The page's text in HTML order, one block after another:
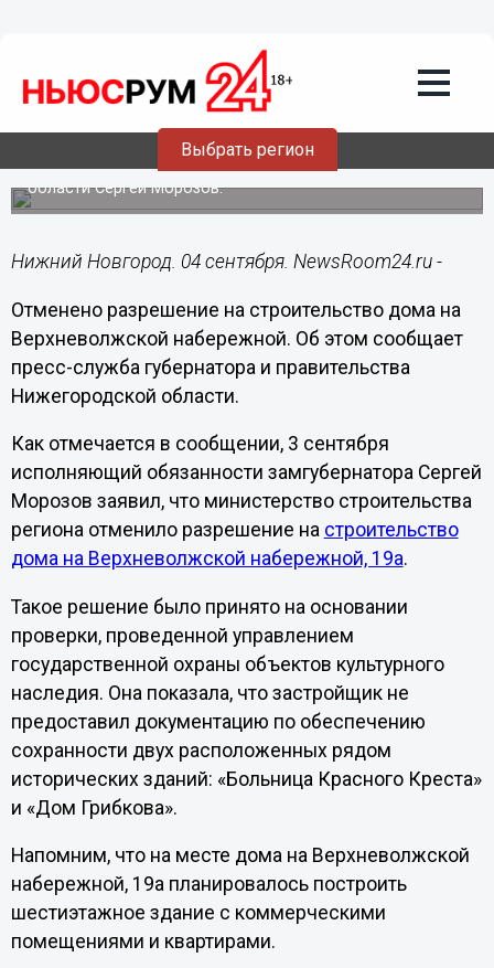
Выбрать регион
Отменено разрешение на
строительство дома на
Верхневолжской набережной, 19а
Об этом заявил и.о. замгубернатора Нижегородской
области Сергей Морозов.
Нижний Новгород. 04 сентября. NewsRoom24.ru -
Отменено разрешение на строительство дома на
Верхневолжской набережной. Об этом сообщает
пресс-служба губернатора и правительства
Нижегородской области.
Как отмечается в сообщении, 3 сентября
исполняющий обязанности замгубернатора Сергей
Морозов заявил, что министерство строительства
региона отменило разрешение на строительство
дома на Верхневолжской набережной, 19а.
Такое решение было принято на основании
проверки, проведенной управлением
государственной охраны объектов культурного
наследия. Она показала, что застройщик не
предоставил документацию по обеспечению
сохранности двух расположенных рядом
исторических зданий: «Больница Красного Креста»
и «Дом Грибкова».
Напомним, что на месте дома на Верхневолжской
набережной, 19а планировалось построить
шестиэтажное здание с коммерческими
помещениями и квартирами.